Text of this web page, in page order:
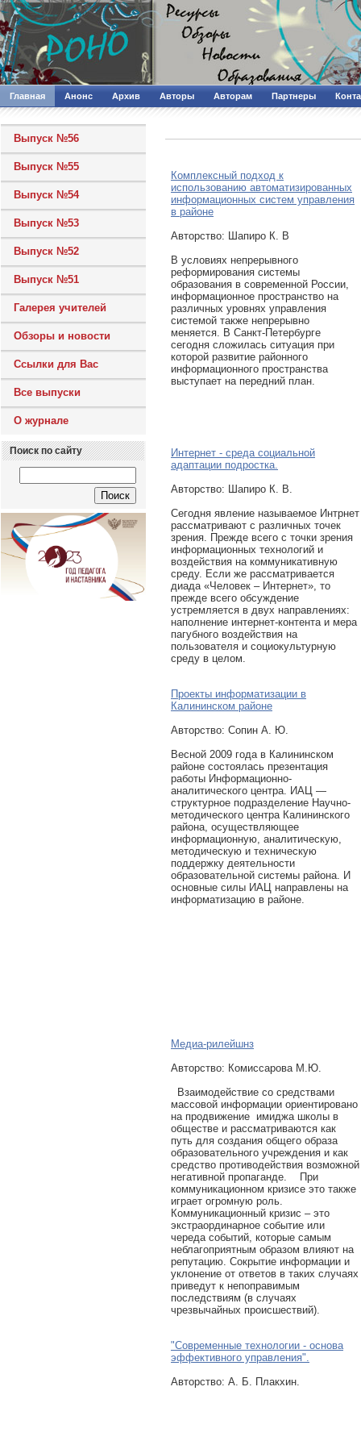
Главная Анонс Архив Авторы Авторам Партнеры
Выпуск №56
Выпуск №55
Выпуск №54
Выпуск №53
Выпуск №52
Выпуск №51
Галерея учителей
Обзоры и новости
Ссылки для Вас
Все выпуски
О журнале
Поиск по сайту
Комплексный подход к
использованию автоматизированных
информационных систем управления
в районе
Авторcтво: Шапиро К. В
В условиях непрерывного
реформирования системы
образования в современной России,
информационное пространство на
различных уровнях управления
системой также непрерывно
меняется. В Санкт-Петербурге
сегодня сложилась ситуация при
которой развитие районного
информационного пространства
выступает на передний план.
Интернет - среда социальной
адаптации подростка.
Авторcтво: Шапиро К. В.
Сегодня явление называемое Интрнет
рассматривают с различных точек
зрения. Прежде всего с точки зрения
информационных технологий и
воздействия на коммуникативную
среду. Если же рассматривается
диада «Человек – Интернет», то
прежде всего обсуждение
устремляется в двух направлениях:
наполнение интернет-контента и мера
пагубного воздействия на
пользователя и социокультурную
среду в целом.
Проекты информатизации в
Калининском районе
Авторcтво: Сопин А. Ю.
Весной 2009 года в Калининском
районе состоялась презентация
работы Информационно-
аналитического центра. ИАЦ —
структурное подразделение Научно-
методического центра Калининского
района, осуществляющее
информационную, аналитическую,
методическую и техническую
поддержку деятельности
образовательной системы района. И
основные силы ИАЦ направлены на
информатизацию в районе.
Медиа-рилейшнз
Авторcтво: Комиссарова М.Ю.
Взаимодействие со средствами
массовой информации ориентировано
на продвижение имиджа школы в
обществе и рассматриваются как
путь для создания общего образа
образовательного учреждения и как
средство противодействия возможной
негативной пропаганде. При
коммуникационном кризисе это также
играет огромную роль.
Коммуникационный кризис – это
экстраординарное событие или
череда событий, которые самым
неблагоприятным образом влияют на
репутацию. Сокрытие информации и
уклонение от ответов в таких случаях
приведут к непоправимым
последствиям (в случаях
чрезвычайных происшествий).
"Современные технологии - основа
эффективного управления".
Авторcтво: А. Б. Плакхин.